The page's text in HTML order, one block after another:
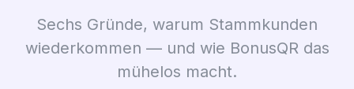
Sechs Gründe, warum Stammkunden
wiederkommen — und wie BonusQR das
mühelos macht.